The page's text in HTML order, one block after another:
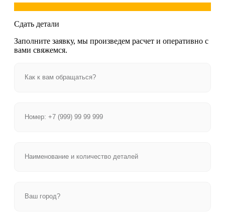
Сдать детали
Заполните заявку, мы произведем расчет и оперативно с
вами свяжемся.